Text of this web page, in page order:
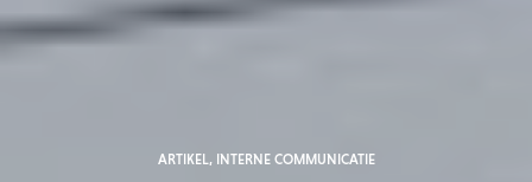
ARTIKEL, INTERNE COMMUNICATIE